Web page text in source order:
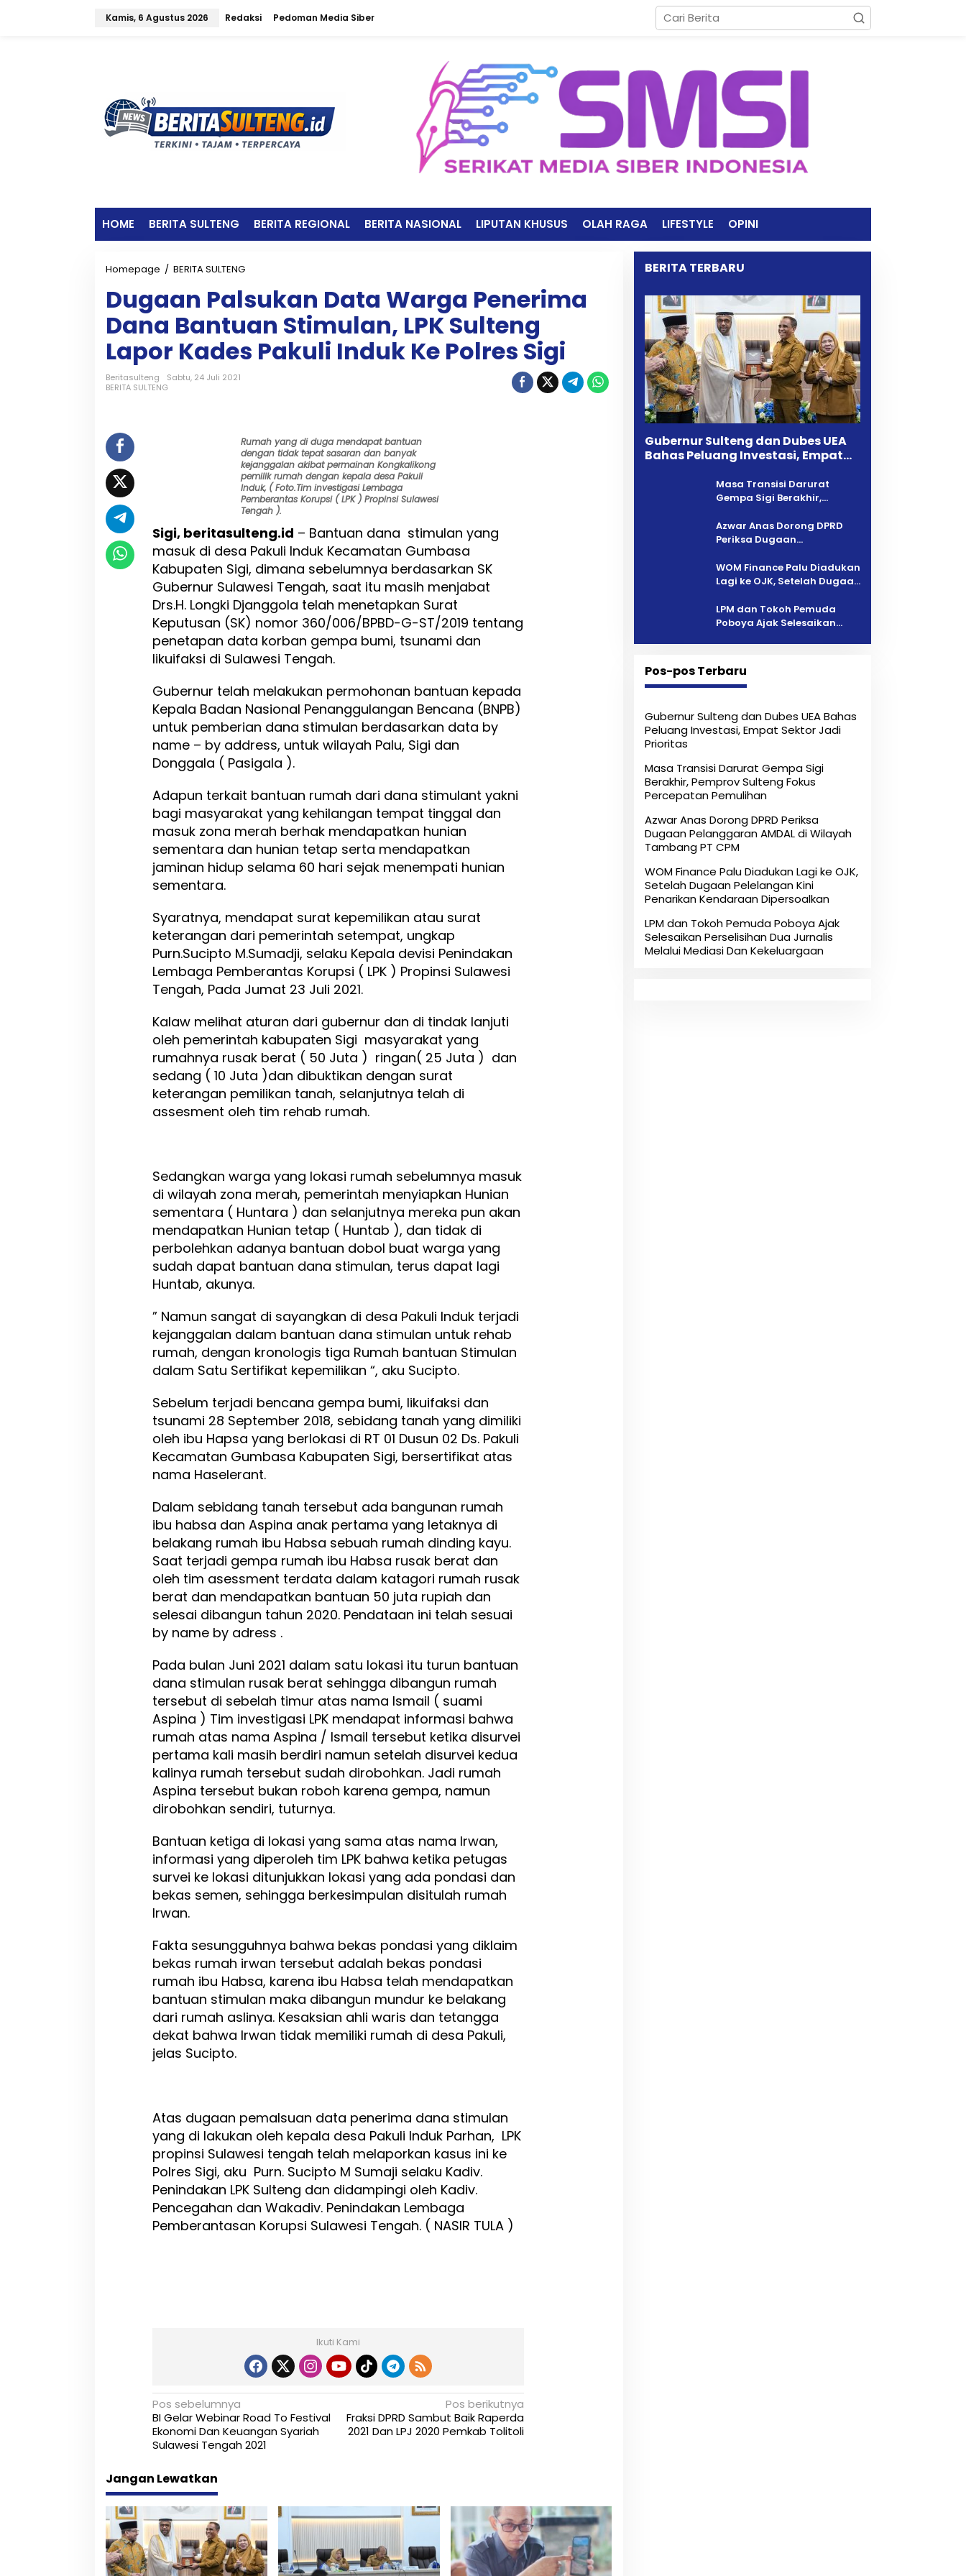
Kamis, 6 Agustus 2026 Redaksi Pedoman Media Siber
HOME BERITA SULTENG BERITA REGIONAL BERITA NASIONAL LIPUTAN KHUSUS OLAH RAGA LIFESTYLE OPINI
Homepage / BERITA SULTENG
g
a
a
n
P
n
D
a
t
a
W
a
r
g
a
P
n
e
r
m
D
a
a
B
a
u
a
n
t
a
n
L
P
K
u
l
t
e
n
g
L
a
K
a
d
e
s
P
a
k
u
l
I
n
d
u
k
e
P
o
l
r
e
g
i
Dugaan Palsukan Data Warga Penerima
Dana Bantuan Stimulan, LPK Sulteng
Lapor Kades Pakuli Induk Ke Polres Sigi
Beritasulteng
Sabtu, 24 Juli 2021
BERITA SULTENG
Rumah yang di duga mendapat bantuan
dengan tidak tepat sasaran dan banyak
kejanggalan akibat permainan Kongkalikong
pemilik rumah dengan kepala desa Pakuli
Induk, ( Foto.Tim investigasi Lembaga
Pemberantas Korupsi ( LPK ) Propinsi Sulawesi
Tengah ).
Sigi, beritasulteng.id – Bantuan dana stimulan yang
masuk di desa Pakuli Induk Kecamatan Gumbasa
Kabupaten Sigi, dimana sebelumnya berdasarkan SK
Gubernur Sulawesi Tengah, saat itu masih menjabat
Drs.H. Longki Djanggola telah menetapkan Surat
Keputusan (SK) nomor 360/006/BPBD-G-ST/2019 tentang
penetapan data korban gempa bumi, tsunami dan
likuifaksi di Sulawesi Tengah.
Gubernur telah melakukan permohonan bantuan kepada
Kepala Badan Nasional Penanggulangan Bencana (BNPB)
untuk pemberian dana stimulan berdasarkan data by
name – by address, untuk wilayah Palu, Sigi dan
Donggala ( Pasigala ).
Adapun terkait bantuan rumah dari dana stimulant yakni
bagi masyarakat yang kehilangan tempat tinggal dan
masuk zona merah berhak mendapatkan hunian
sementara dan hunian tetap serta mendapatkan
jaminan hidup selama 60 hari sejak menempati hunian
sementara.
Syaratnya, mendapat surat kepemilikan atau surat
keterangan dari pemerintah setempat, ungkap
Purn.Sucipto M.Sumadji, selaku Kepala devisi Penindakan
Lembaga Pemberantas Korupsi ( LPK ) Propinsi Sulawesi
Tengah, Pada Jumat 23 Juli 2021.
Kalaw melihat aturan dari gubernur dan di tindak lanjuti
oleh pemerintah kabupaten Sigi masyarakat yang
rumahnya rusak berat ( 50 Juta ) ringan( 25 Juta ) dan
sedang ( 10 Juta )dan dibuktikan dengan surat
keterangan pemilikan tanah, selanjutnya telah di
assesment oleh tim rehab rumah.
Sedangkan warga yang lokasi rumah sebelumnya masuk
di wilayah zona merah, pemerintah menyiapkan Hunian
sementara ( Huntara ) dan selanjutnya mereka pun akan
mendapatkan Hunian tetap ( Huntab ), dan tidak di
perbolehkan adanya bantuan dobol buat warga yang
sudah dapat bantuan dana stimulan, terus dapat lagi
Huntab, akunya.
” Namun sangat di sayangkan di desa Pakuli Induk terjadi
kejanggalan dalam bantuan dana stimulan untuk rehab
rumah, dengan kronologis tiga Rumah bantuan Stimulan
dalam Satu Sertifikat kepemilikan “, aku Sucipto.
Sebelum terjadi bencana gempa bumi, likuifaksi dan
tsunami 28 September 2018, sebidang tanah yang dimiliki
oleh ibu Hapsa yang berlokasi di RT 01 Dusun 02 Ds. Pakuli
Kecamatan Gumbasa Kabupaten Sigi, bersertifikat atas
nama Haselerant.
Dalam sebidang tanah tersebut ada bangunan rumah
ibu habsa dan Aspina anak pertama yang letaknya di
belakang rumah ibu Habsa sebuah rumah dinding kayu.
Saat terjadi gempa rumah ibu Habsa rusak berat dan
oleh tim asessment terdata dalam katagori rumah rusak
berat dan mendapatkan bantuan 50 juta rupiah dan
selesai dibangun tahun 2020. Pendataan ini telah sesuai
by name by adress .
Pada bulan Juni 2021 dalam satu lokasi itu turun bantuan
dana stimulan rusak berat sehingga dibangun rumah
tersebut di sebelah timur atas nama Ismail ( suami
Aspina ) Tim investigasi LPK mendapat informasi bahwa
rumah atas nama Aspina / Ismail tersebut ketika disurvei
pertama kali masih berdiri namun setelah disurvei kedua
kalinya rumah tersebut sudah dirobohkan. Jadi rumah
Aspina tersebut bukan roboh karena gempa, namun
dirobohkan sendiri, tuturnya.
Bantuan ketiga di lokasi yang sama atas nama Irwan,
informasi yang diperoleh tim LPK bahwa ketika petugas
survei ke lokasi ditunjukkan lokasi yang ada pondasi dan
bekas semen, sehingga berkesimpulan disitulah rumah
Irwan.
Fakta sesungguhnya bahwa bekas pondasi yang diklaim
bekas rumah irwan tersebut adalah bekas pondasi
rumah ibu Habsa, karena ibu Habsa telah mendapatkan
bantuan stimulan maka dibangun mundur ke belakang
dari rumah aslinya. Kesaksian ahli waris dan tetangga
dekat bahwa Irwan tidak memiliki rumah di desa Pakuli,
jelas Sucipto.
Atas dugaan pemalsuan data penerima dana stimulan
yang di lakukan oleh kepala desa Pakuli Induk Parhan, LPK
propinsi Sulawesi tengah telah melaporkan kasus ini ke
Polres Sigi, aku Purn. Sucipto M Sumaji selaku Kadiv.
Penindakan LPK Sulteng dan didampingi oleh Kadiv.
Pencegahan dan Wakadiv. Penindakan Lembaga
Pemberantasan Korupsi Sulawesi Tengah. ( NASIR TULA )
Ikuti Kami
N
a
v
i
g
a
s
Pos sebelumnya
BI Gelar Webinar Road To Festival
Ekonomi Dan Keuangan Syariah
Sulawesi Tengah 2021
Pos berikutnya
Fraksi DPRD Sambut Baik Raperda
2021 Dan LPJ 2020 Pemkab Tolitoli
Jangan Lewatkan
BERITA TERBARU
Gubernur Sulteng dan Dubes UEA
Bahas Peluang Investasi, Empat
Masa Transisi Darurat
Gempa Sigi Berakhir,
Percepatan Pemulihan
Azwar Anas Dorong DPRD
Periksa Dugaan
Wilayah Tambang PT CPM
‎WOM Finance Palu Diadukan
Lagi ke OJK, Setelah Dugaan
Kendaraan Dipersoalkan ‎
LPM dan Tokoh Pemuda
Poboya Ajak Selesaikan
Kekeluargaan
Pos-pos Terbaru
Gubernur Sulteng dan Dubes UEA Bahas
Peluang Investasi, Empat Sektor Jadi
Prioritas
Masa Transisi Darurat Gempa Sigi
Berakhir, Pemprov Sulteng Fokus
Percepatan Pemulihan
Azwar Anas Dorong DPRD Periksa
Dugaan Pelanggaran AMDAL di Wilayah
Tambang PT CPM
‎WOM Finance Palu Diadukan Lagi ke OJK,
Setelah Dugaan Pelelangan Kini
Penarikan Kendaraan Dipersoalkan ‎
LPM dan Tokoh Pemuda Poboya Ajak
Selesaikan Perselisihan Dua Jurnalis
Melalui Mediasi Dan Kekeluargaan